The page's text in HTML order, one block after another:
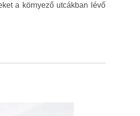
a környező utcákban lévő